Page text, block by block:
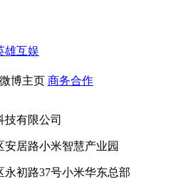
雄互娱
微博主页 商务合作
有限公司
居路小米智慧产业园
初路37号小米华东总部